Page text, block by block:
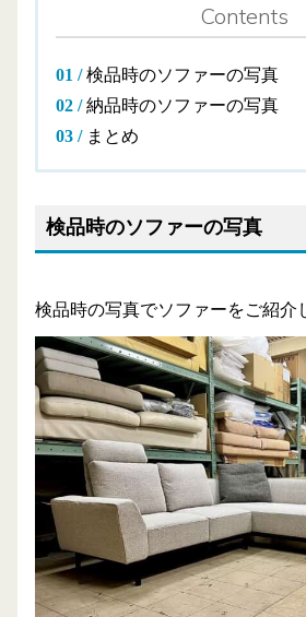
Contents
検品時のソファーの写真
納品時のソファーの写真
まとめ
検品時のソファーの写真
検品時の写真でソファーをご紹介